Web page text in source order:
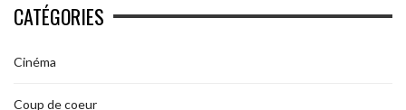
CATÉGORIES
Cinéma
Coup de coeur